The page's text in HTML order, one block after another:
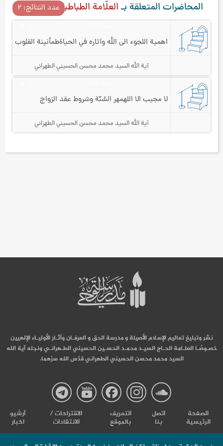
المحاضرات المتعلقة بـالعلّامة الطباطبائيّعدد النتائج: ۲
اهمية اللجوء الى الله وآثاره في الحياةطمأنينة القلوب
آية الله السيد محمد محسن الحسيني الطهراني
لا مجيب الا اللهمهر السُنّة وشروط عقد الزواج
آية الله السيد محمد محسن الحسيني الطهراني
نشر وتبليغ تعاليم الإسلام الأصيلة و مدرسة الحق و العرفـان وآثـار الأوليـاء الإلهيين
خصـوصًـا العلـامة الحـاج السيـد محمـد الحسـين الحسيني الطـهرانـي ونجله آية الله
السيد محمد محسن الحسيني الطهراني قدّس الله سرّهما.
صفحة
صفحة
صفحة
صفحة
الصفحة
الرئيسية
اتصل
بنا
التعریف
بالموقع
الاقتراحات /
الانتقادات
آرشیو
اخبار